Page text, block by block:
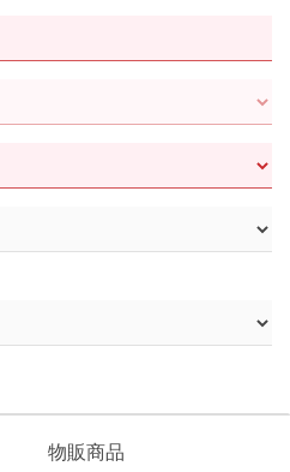
物販商品